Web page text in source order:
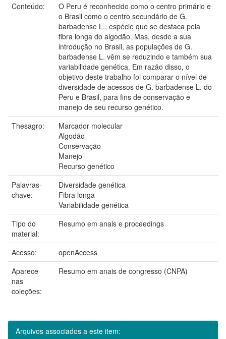
Conteúdo:
O Peru é reconhecido como o centro primário e
o Brasil como o centro secundário de G.
barbadense L., espécie que se destaca pela
fibra longa do algodão. Mas, desde a sua
introdução no Brasil, as populações de G.
barbadense L. vêm se reduzindo e também sua
variabilidade genética. Em razão disso, o
objetivo deste trabalho foi comparar o nível de
diversidade de acessos de G. barbadense L. do
Peru e Brasil, para fins de conservação e
manejo de seu recurso genético.
Thesagro:
Marcador molecular
Algodão
Conservação
Manejo
Recurso genético
Palavras-
chave:
Diversidade genética
Fibra longa
Variabilidade genética
Tipo do
material:
Resumo em anais e proceedings
Acesso:
openAccess
Aparece
nas
coleções:
Resumo em anais de congresso (CNPA)
Arquivos associados a este item: